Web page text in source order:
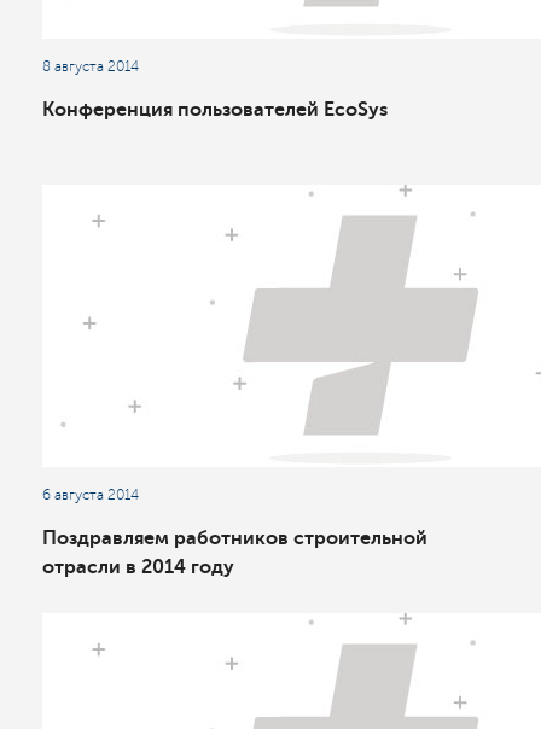
8 августа 2014
Конференция пользователей EcoSys
6 августа 2014
Поздравляем работников строительной
отрасли в 2014 году